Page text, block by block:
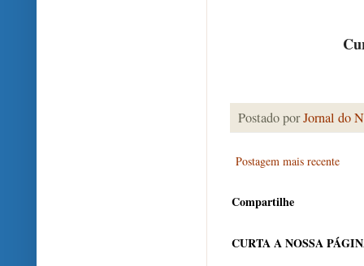
Postado porJornal do
Postagem mais recente
Compartilhe
CURTA A NOSSA